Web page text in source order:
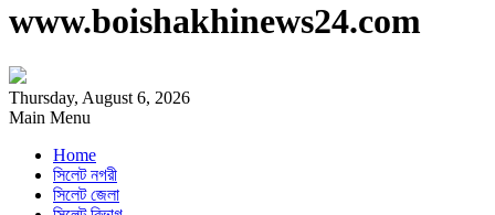
www.boishakhinews24.com
Thursday, August 6, 2026
Main Menu
Home
সিলেট নগরী
সিলেট জেলা